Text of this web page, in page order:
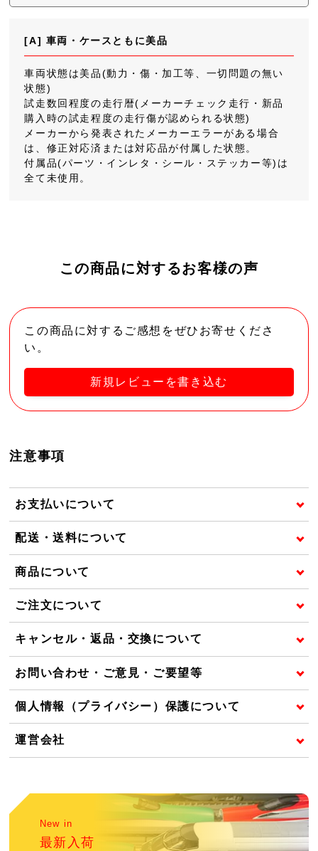
[A] 車両・ケースともに美品
車両状態は美品(動力・傷・加工等、一切問題の無い
状態)
試走数回程度の走行暦(メーカーチェック走行・新品
購入時の試走程度の走行傷が認められる状態)
メーカーから発表されたメーカーエラーがある場合
は、修正対応済または対応品が付属した状態。
付属品(パーツ・インレタ・シール・ステッカー等)は
全て未使用。
この商品に対するお客様の声
この商品に対するご感想をぜひお寄せくださ
い。
新規レビューを書き込む
注意事項
お支払いについて
配送・送料について
商品について
ご注文について
キャンセル・返品・交換について
お問い合わせ・ご意見・ご要望等
個人情報（プライバシー）保護について
運営会社
New in
最新入荷